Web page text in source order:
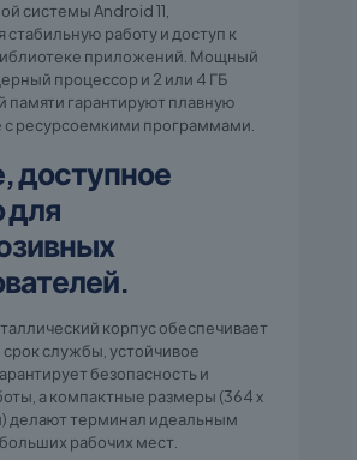
системы Android 11,
стабильную работу и доступ к
приложений. Мощный
процессор и 2 или 4 ГБ
памяти гарантируют плавную
с ресурсоемкими программами.
доступное
для
корпус обеспечивает
службы, устойчивое
безопасность и
а компактные размеры (364 x
делают терминал идеальным
рабочих мест.